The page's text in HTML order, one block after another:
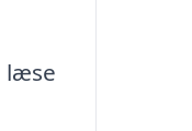
læse